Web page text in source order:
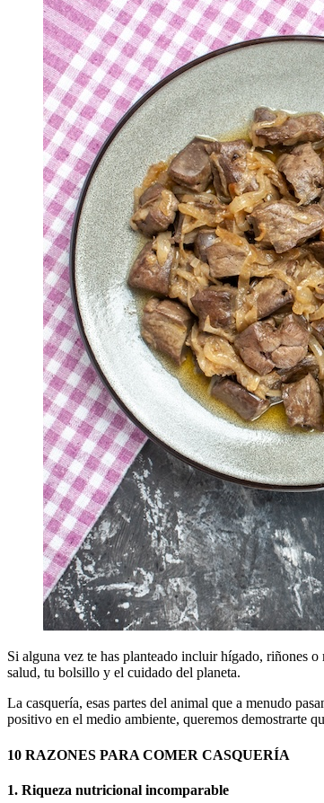
Si alguna vez te has planteado incluir hígado, riñones
salud, tu bolsillo y el cuidado del planeta.
La casquería, esas partes del animal que a menudo
positivo en el medio ambiente, queremos demostrarte
10 RAZONES PARA COMER CASQUERÍA
1. Riqueza nutricional incomparable